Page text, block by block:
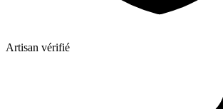
Artisan vérifié